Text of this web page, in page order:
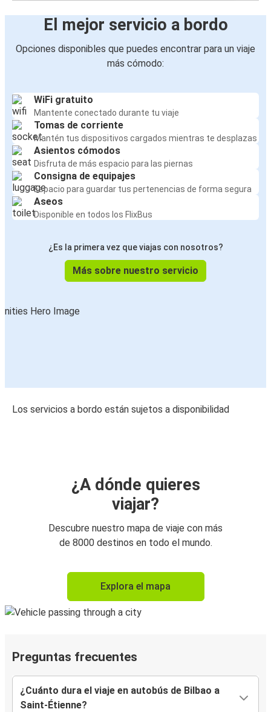
El mejor servicio a bordo
Opciones disponibles que puedes encontrar para un viaje
más cómodo:
WiFi gratuito
Mantente conectado durante tu viaje
Tomas de corriente
Mantén tus dispositivos cargados mientras te desplazas
Asientos cómodos
Disfruta de más espacio para las piernas
Consigna de equipajes
Espacio para guardar tus pertenencias de forma segura
Aseos
Disponible en todos los FlixBus
¿Es la primera vez que viajas con nosotros?
Más sobre nuestro servicio
Los servicios a bordo están sujetos a disponibilidad
¿A dónde quieres
viajar?
Descubre nuestro mapa de viaje con más
de 8000 destinos en todo el mundo.
Explora el mapa
Preguntas frecuentes
¿Cuánto dura el viaje en autobús de Bilbao a
Saint-Étienne?